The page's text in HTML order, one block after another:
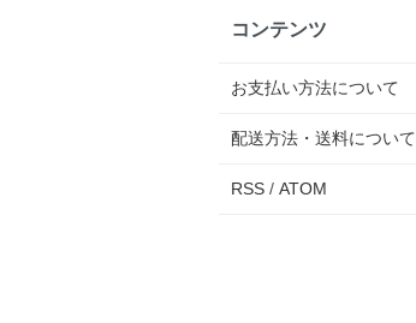
コンテンツ
お支払い方法について
配送方法・送料について
RSS / ATOM